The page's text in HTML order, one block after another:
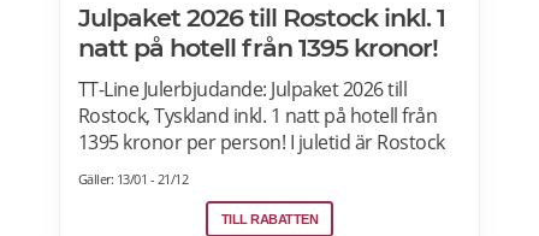
Julpaket 2026 till Rostock inkl. 1
natt på hotell från 1395 kronor!
TT-Line Julerbjudande: Julpaket 2026 till
Rostock, Tyskland inkl. 1 natt på hotell från
1395 kronor per person! I juletid är Rostock
magiskt med gator fyllda av juleljus och
dofter av glühwein och brända mandlar. Res
iväg på en mysig minisemester innan jul och
Gäller: 13/01 - 21/12
TILL RABATTEN